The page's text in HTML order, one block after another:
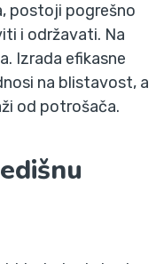
postoji pogrešno
i održavati. Na
Izrada efikasne
na blistavost, a
od potrošača.